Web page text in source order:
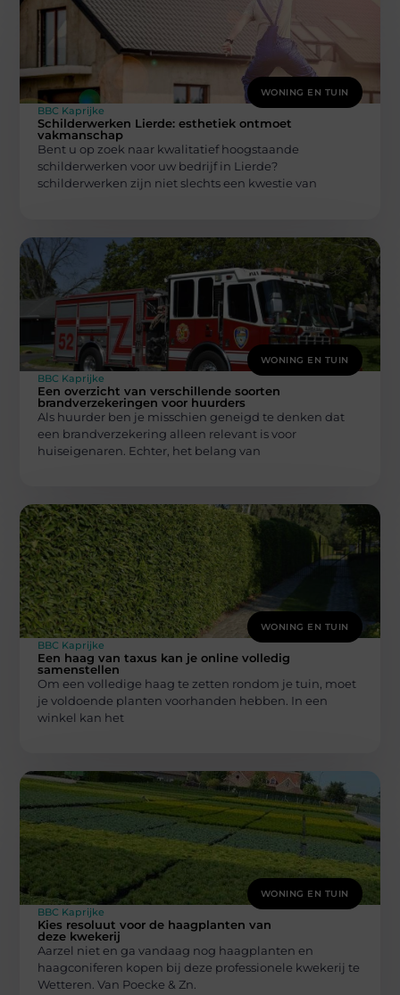
WONING EN TUIN
BBC Kaprijke
Schilderwerken Lierde: esthetiek ontmoet
vakmanschap
Bent u op zoek naar kwalitatief hoogstaande
schilderwerken voor uw bedrijf in Lierde?
schilderwerken zijn niet slechts een kwestie van
WONING EN TUIN
BBC Kaprijke
Een overzicht van verschillende soorten
brandverzekeringen voor huurders
Als huurder ben je misschien geneigd te denken dat
een brandverzekering alleen relevant is voor
huiseigenaren. Echter, het belang van
WONING EN TUIN
BBC Kaprijke
Een haag van taxus kan je online volledig
samenstellen
Om een volledige haag te zetten rondom je tuin, moet
je voldoende planten voorhanden hebben. In een
winkel kan het
WONING EN TUIN
BBC Kaprijke
Kies resoluut voor de haagplanten van
deze kwekerij
Aarzel niet en ga vandaag nog haagplanten en
haagconiferen kopen bij deze professionele kwekerij te
Wetteren. Van Poecke & Zn.